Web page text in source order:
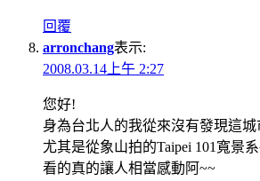
回覆
arronchang表示:
2008.03.14上午 2:27
您好!
身為台北人的我從來沒有發現這
尤其是從象山拍的Taipei 101寬景系
看的真的讓人相當感動阿~~